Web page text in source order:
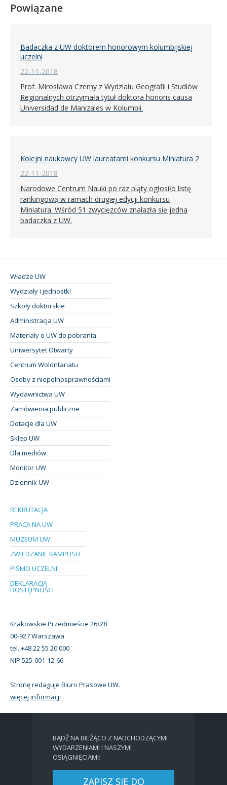
Powiązane
Badaczka z UW doktorem honorowym kolumbijskiej
uczelni
22-11-2018
Prof. Mirosława Czerny z Wydziału Geografii i Studiów
Regionalnych otrzymała tytuł doktora honoris causa
Universidad de Manizales w Kolumbii.
Kolejni naukowcy UW laureatami konkursu Miniatura 2
22-11-2018
Narodowe Centrum Nauki po raz piąty ogłosiło listę
rankingową w ramach drugiej edycji konkursu
Miniatura. Wśród 51 zwycięzców znalazła się jedna
badaczka z UW.
Władze UW
Wydziały i jednostki
Szkoły doktorskie
Administracja UW
Materiały o UW do pobrania
Uniwersytet Otwarty
Centrum Wolontariatu
Osoby z niepełnosprawnościami
Wydawnictwa UW
Zamówienia publiczne
Dotacje dla UW
Sklep UW
Dla mediów
Monitor UW
Dziennik UW
REKRUTACJA
PRACA NA UW
MUZEUM UW
ZWIEDZANIE KAMPUSU
PISMO UCZELNI
DEKLARACJA
DOSTĘPNOŚCI
Krakowskie Przedmieście 26/28
00-927 Warszawa
tel. +48 22 55 20 000
NIP 525-001-12-66
Stronę redaguje Biuro Prasowe UW.
więcej informacji
BĄDŹ NA BIEŻĄCO Z NADCHODZĄCYMI
WYDARZENIAMI I NASZYMI
OSIĄGNIĘCIAMI:
ZAPISZ SIĘ DO